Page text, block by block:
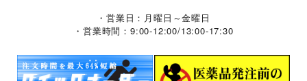
・営業日：月曜日～金曜日
・営業時間：9:00-12:00/13:00-17:30